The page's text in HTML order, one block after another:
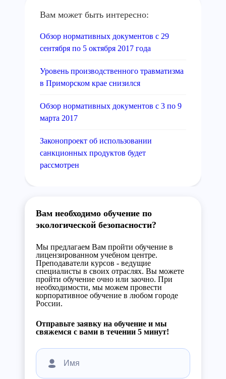
Вам может быть интересно:
Обзор нормативных документов с 29
сентября по 5 октября 2017 года
Уровень производственного травматизма
в Приморском крае снизился
Обзор нормативных документов с 3 по 9
марта 2017
Законопроект об использовании
санкционных продуктов будет
рассмотрен
Вам необходимо обучение по
экологической безопасности?
Мы предлагаем Вам пройти обучение в
лицензированном учебном центре.
Преподаватели курсов - ведущие
специалисты в своих отраслях. Вы можете
пройти обучение очно или заочно. При
необходимости, мы можем провести
корпоративное обучение в любом городе
России.
Отправьте заявку на обучение и мы
свяжемся с вами в течении 5 минут!